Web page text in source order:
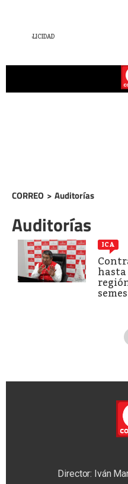
CORREO > Auditorías
Auditorías
ICA
Director: Iván